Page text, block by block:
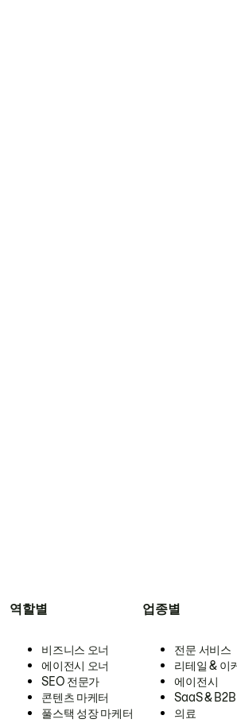
역할별
비즈니스 오너
에이전시 오너
SEO 전문가
콘텐츠 마케터
풀스택 성장 마케터
업종별
전문 서비스
리테일 & 이
에이전시
SaaS & B2B
의료